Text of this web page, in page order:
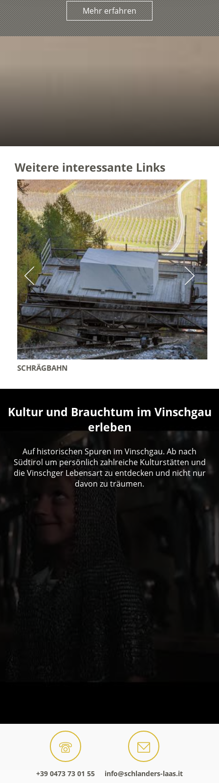
Mehr erfahren
Weitere interessante Links
SCHRÄGBAHN
Kultur und Brauchtum im Vinschgau
erleben
Auf historischen Spuren im Vinschgau. Ab nach
Südtirol um persönlich zahlreiche Kulturstätten und
die Vinschger Lebensart zu entdecken und nicht nur
davon zu träumen.
+39 0473 73 01 55 info@schlanders-laas.it